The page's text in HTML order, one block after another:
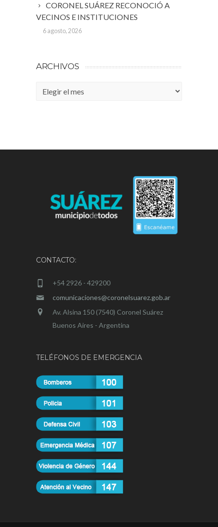
CORONEL SUÁREZ RECONOCIÓ A
VECINOS E INSTITUCIONES
6 agosto, 2026
ARCHIVOS
Archivos
CONTACTO:
+54 2926 - 429200
comunicaciones@coronelsuarez.gob.ar
Av. Alsina 150 (7540) Coronel Suárez
Buenos Aires - Argentina
TELÉFONOS DE EMERGENCIA